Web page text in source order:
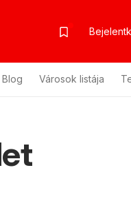
Blog Városok listája